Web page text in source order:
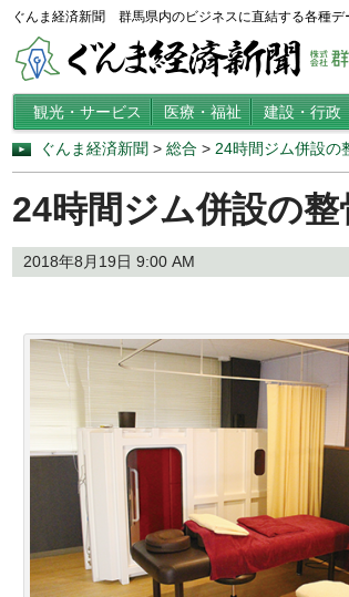
ぐんま経済新聞 群馬県内のビジネスに直結する各種デ
観光・サービス 医療・福祉 建設・行政
ぐんま経済新聞 > 総合 > 24時間ジム併設の
24時間ジム併設の整
2018年8月19日 9:00 AM